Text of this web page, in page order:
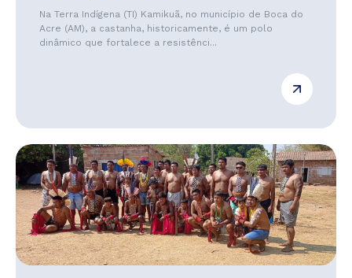
Na Terra Indígena (TI) Kamikuã, no município de Boca do
Acre (AM), a castanha, historicamente, é um polo
dinâmico que fortalece a resistênci...